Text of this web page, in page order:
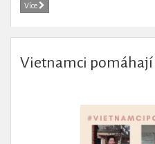
Více
Vietnamci pomáhají